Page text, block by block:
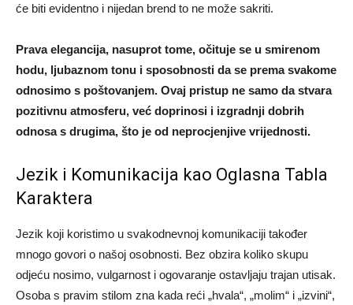
će biti evidentno i nijedan brend to ne može sakriti.
Prava elegancija, nasuprot tome, očituje se u smirenom
hodu, ljubaznom tonu i sposobnosti da se prema svakome
odnosimo s poštovanjem. Ovaj pristup ne samo da stvara
pozitivnu atmosferu, već doprinosi i izgradnji dobrih
odnosa s drugima, što je od neprocjenjive vrijednosti.
Jezik i Komunikacija kao Oglasna Tabla
Karaktera
Jezik koji koristimo u svakodnevnoj komunikaciji također
mnogo govori o našoj osobnosti. Bez obzira koliko skupu
odjeću nosimo, vulgarnost i ogovaranje ostavljaju trajan utisak.
Osoba s pravim stilom zna kada reći „hvala“, „molim“ i „izvini“,